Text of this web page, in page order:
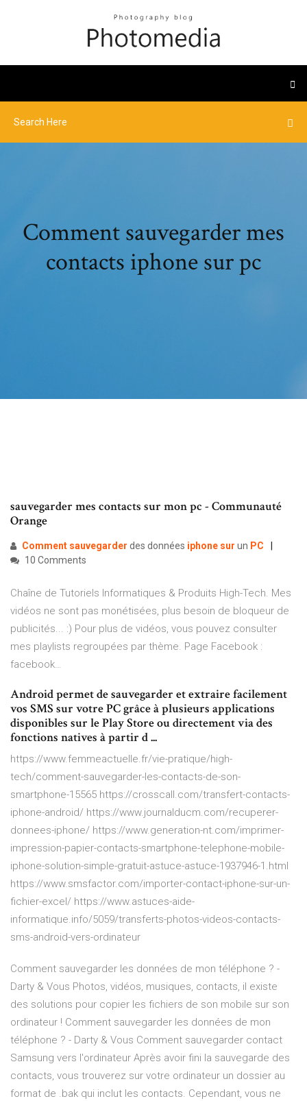
Comment sauvegarder mes
contacts iphone sur pc
sauvegarder mes contacts sur mon pc - Communauté
Orange
Comment sauvegarder des données iphone sur un PC
10 Comments
Chaîne de Tutoriels Informatiques & Produits High-Tech. Mes
vidéos ne sont pas monétisées, plus besoin de bloqueur de
publicités... :) Pour plus de vidéos, vous pouvez consulter
mes playlists regroupées par thème. Page Facebook :
facebook…
Android permet de sauvegarder et extraire facilement
vos SMS sur votre PC grâce à plusieurs applications
disponibles sur le Play Store ou directement via des
fonctions natives à partir d ...
https://www.femmeactuelle.fr/vie-pratique/high-
tech/comment-sauvegarder-les-contacts-de-son-
smartphone-15565 https://crosscall.com/transfert-contacts-
iphone-android/ https://www.journalducm.com/recuperer-
donnees-iphone/ https://www.generation-nt.com/imprimer-
impression-papier-contacts-smartphone-telephone-mobile-
iphone-solution-simple-gratuit-astuce-astuce-1937946-1.html
https://www.smsfactor.com/importer-contact-iphone-sur-un-
fichier-excel/ https://www.astuces-aide-
informatique.info/5059/transferts-photos-videos-contacts-
sms-android-vers-ordinateur
Comment sauvegarder les données de mon téléphone ? -
Darty & Vous Photos, vidéos, musiques, contacts, il existe
des solutions pour copier les fichiers de son mobile sur son
ordinateur ! Comment sauvegarder les données de mon
téléphone ? - Darty & Vous Comment sauvegarder contact
Samsung vers l'ordinateur Après avoir fini la sauvegarde des
contacts, vous trouverez sur votre ordinateur un dossier au
format de .bak qui inclut les contacts. Cependant, vous ne